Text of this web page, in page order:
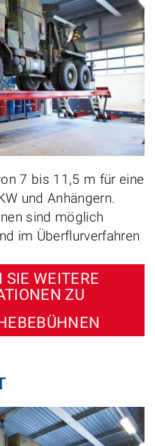
7 bis 11,5 m für eine
und Anhängern.
sind möglich
im Überflurverfahren
SIE WEITERE
ZU